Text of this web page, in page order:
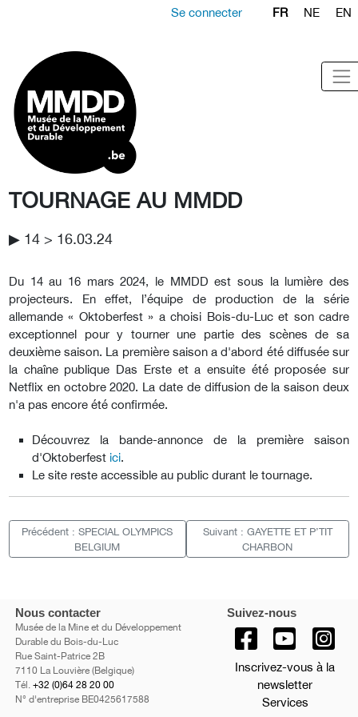
Se connecter FR NE EN
TOURNAGE AU MMDD
▶︎ 14 > 16.03.24
Du 14 au 16 mars 2024, le MMDD est sous la lumière des
projecteurs. En effet, l’équipe de production de la série
allemande « Oktoberfest » a choisi Bois-du-Luc et son cadre
exceptionnel pour y tourner une partie des scènes de sa
deuxième saison. La première saison a d'abord été diffusée sur
la chaîne publique Das Erste et a ensuite été proposée sur
Netflix en octobre 2020. La date de diffusion de la saison deux
n'a pas encore été confirmée.
Découvrez la bande-annonce de la première saison
d'Oktoberfest ici.
Le site reste accessible au public durant le tournage.
Précédent : SPECIAL OLYMPICS
BELGIUM
Suivant : GAYETTE ET P’TIT
CHARBON
Nous contacter
Musée de la Mine et du Développement
Durable du Bois-du-Luc
Rue Saint-Patrice 2B
7110 La Louvière (Belgique)
Tél. +32 (0)64 28 20 00
N° d'entreprise BE0425617588
Suivez-nous
Inscrivez-vous à la
newsletter
Services